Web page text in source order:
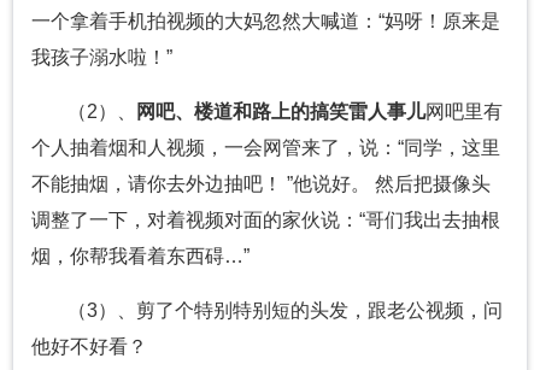
一个拿着手机拍视频的大妈忽然大喊道：“妈呀！原来是
我孩子溺水啦！”
（2）、 网吧、楼道和路上的搞笑雷人事儿网吧里有
个人抽着烟和人视频，一会网管来了，说：“同学，这里
不能抽烟，请你去外边抽吧！ ”他说好。 然后把摄像头
调整了一下，对着视频对面的家伙说：“哥们我出去抽根
烟，你帮我看着东西碍…”
（3）、剪了个特别特别短的头发，跟老公视频，问
他好不好看？